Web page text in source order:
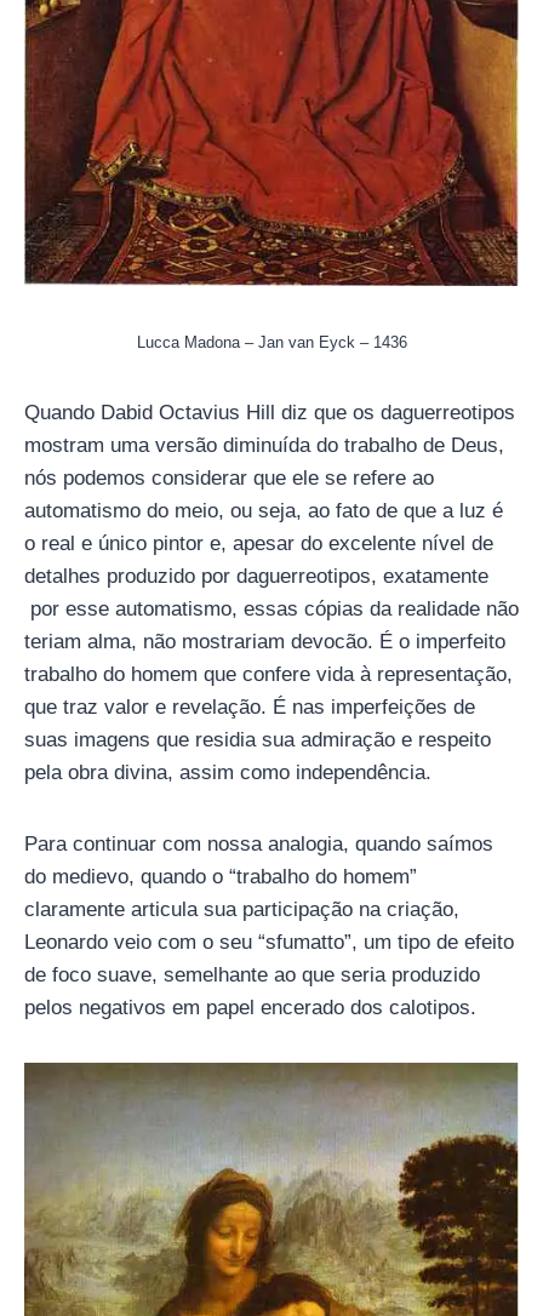
Lucca Madona – Jan van Eyck – 1436
Quando Dabid Octavius Hill diz que os daguerreotipos
mostram uma versão diminuída do trabalho de Deus,
nós podemos considerar que ele se refere ao
automatismo do meio, ou seja, ao fato de que a luz é
o real e único pintor e, apesar do excelente nível de
detalhes produzido por daguerreotipos, exatamente
por esse automatismo, essas cópias da realidade não
teriam alma, não mostrariam devocão. É o imperfeito
trabalho do homem que confere vida à representação,
que traz valor e revelação. É nas imperfeições de
suas imagens que residia sua admiração e respeito
pela obra divina, assim como independência.
Para continuar com nossa analogia, quando saímos
do medievo, quando o “trabalho do homem”
claramente articula sua participação na criação,
Leonardo veio com o seu “sfumatto”, um tipo de efeito
de foco suave, semelhante ao que seria produzido
pelos negativos em papel encerado dos calotipos.